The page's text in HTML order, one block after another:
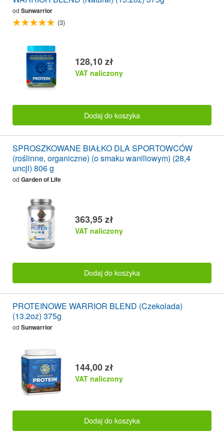
od Sunwarrior
(3)
128,10 zł
VAT naliczony
Dodaj do koszyka
SPROSZKOWANE BIAŁKO DLA SPORTOWCÓW
(roślinne, organiczne) (o smaku waniliowym) (28,4
uncji) 806 g
od Garden of Life
363,95 zł
VAT naliczony
Dodaj do koszyka
PROTEINOWE WARRIOR BLEND (Czekolada)
(13.2oz) 375g
od Sunwarrior
144,00 zł
VAT naliczony
Dodaj do koszyka